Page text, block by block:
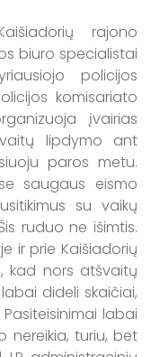
rajono
biuro specialistai
policijos
komisariato
įvairias
lipdymo ant
paros metu.
saugaus eismo
su vaikų
ruduo ne išimtis.
ir prie Kaišiadorių
kad nors atšvaitų
dideli skaičiai,
labai
nereikia, turiu, bet